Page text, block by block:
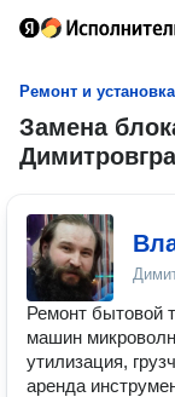
Ремонт и
Замена
Ремонт бытовой
машин
утилизация,
аренда